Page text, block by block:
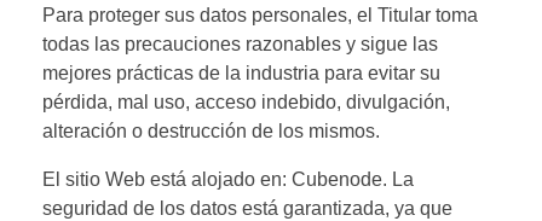
Para proteger sus datos personales, el Titular toma
todas las precauciones razonables y sigue las
mejores prácticas de la industria para evitar su
pérdida, mal uso, acceso indebido, divulgación,
alteración o destrucción de los mismos.
El sitio Web está alojado en: Cubenode. La
seguridad de los datos está garantizada, ya que